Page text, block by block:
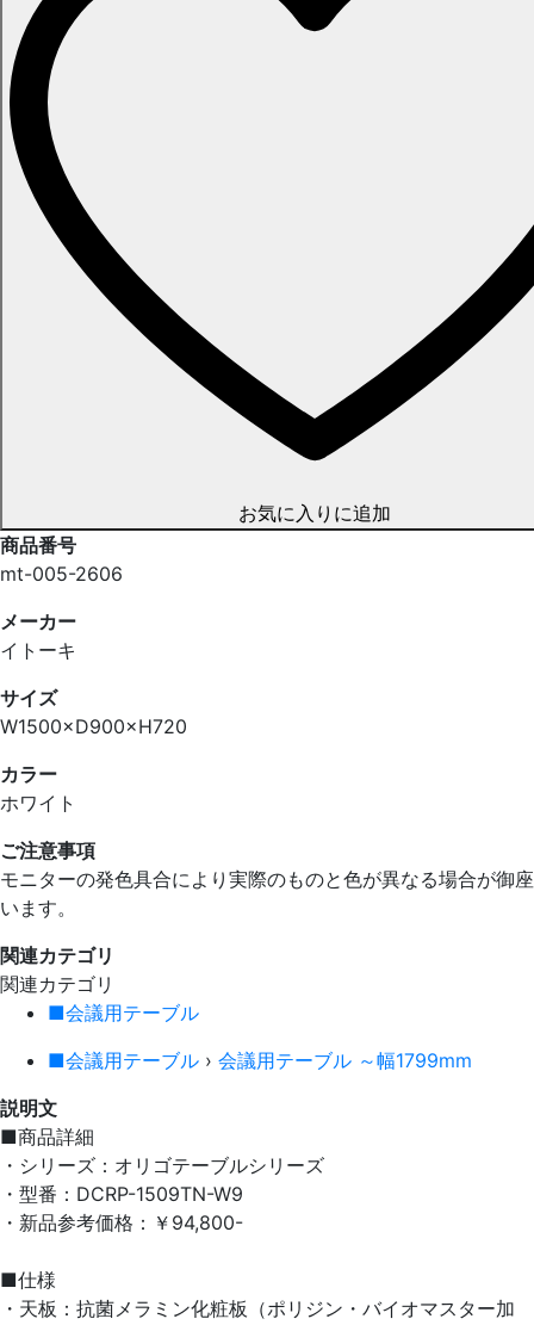
お気に入りに追加
商品番号
mt-005-2606
メーカー
イトーキ
サイズ
W1500×D900×H720
カラー
ホワイト
ご注意事項
モニターの発色具合により実際のものと色が異なる場合が御座
います。
関連カテゴリ
関連カテゴリ
■会議用テーブル
■会議用テーブル › 会議用テーブル ～幅1799mm
説明文
■商品詳細
・シリーズ：オリゴテーブルシリーズ
・型番：DCRP-1509TN-W9
・新品参考価格：￥94,800-
■仕様
・天板：抗菌メラミン化粧板（ポリジン・バイオマスター加